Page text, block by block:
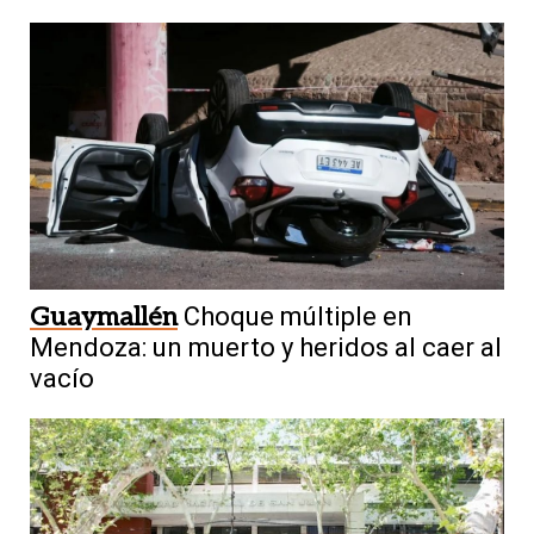
Guaymallén Choque múltiple en
Mendoza: un muerto y heridos al caer al
vacío